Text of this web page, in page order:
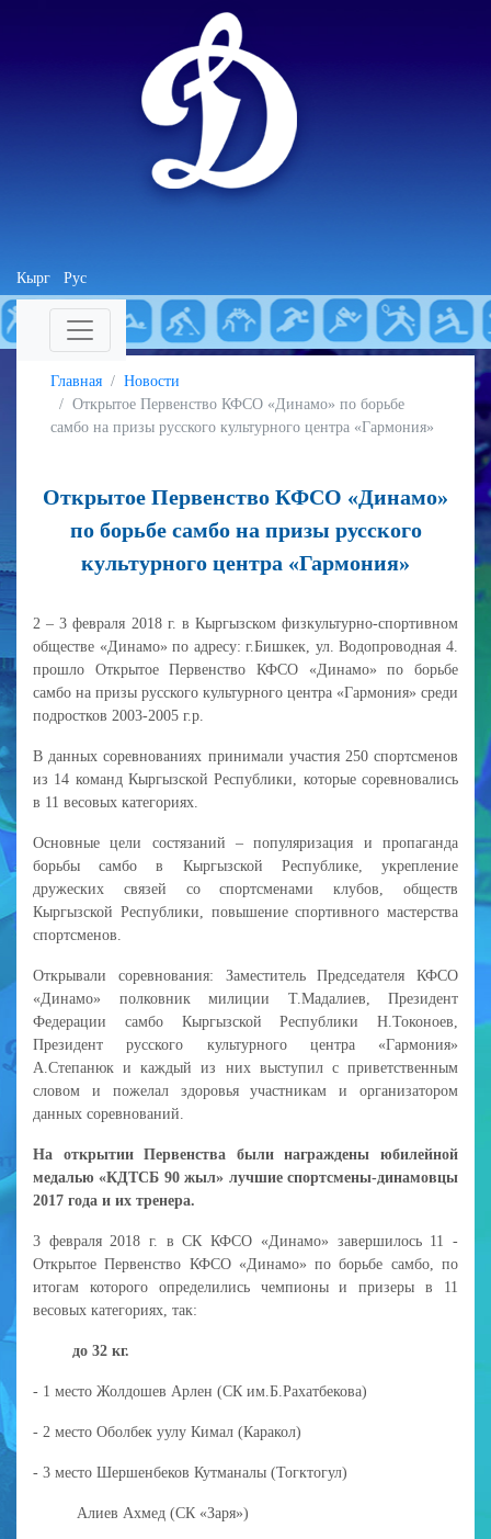
Кырг Рус
Главная
Новости
Открытое Первенство КФСО «Динамо» по борьбе
самбо на призы русского культурного центра «Гармония»
Открытое Первенство КФСО «Динамо»
по борьбе самбо на призы русского
культурного центра «Гармония»
2 – 3 февраля 2018 г. в Кыргызском физкультурно-спортивном
обществе «Динамо» по адресу: г.Бишкек, ул. Водопроводная 4.
прошло Открытое Первенство КФСО «Динамо» по борьбе
самбо на призы русского культурного центра «Гармония» среди
подростков 2003-2005 г.р.
В данных соревнованиях принимали участия 250 спортсменов
из 14 команд Кыргызской Республики, которые соревновались
в 11 весовых категориях.
Основные цели состязаний – популяризация и пропаганда
борьбы самбо в Кыргызской Республике, укрепление
дружеских связей со спортсменами клубов, обществ
Кыргызской Республики, повышение спортивного мастерства
спортсменов.
Открывали соревнования: Заместитель Председателя КФСО
«Динамо» полковник милиции Т.Мадалиев, Президент
Федерации самбо Кыргызской Республики Н.Токоноев,
Президент русского культурного центра «Гармония»
А.Степанюк и каждый из них выступил с приветственным
словом и пожелал здоровья участникам и организатором
данных соревнований.
На открытии Первенства были награждены юбилейной
медалью «КДТСБ 90 жыл» лучшие спортсмены-динамовцы
2017 года и их тренера.
3 февраля 2018 г. в СК КФСО «Динамо» завершилось 11 -
Открытое Первенство КФСО «Динамо» по борьбе самбо, по
итогам которого определились чемпионы и призеры в 11
весовых категориях, так:
до 32 кг.
- 1 место Жолдошев Арлен (СК им.Б.Рахатбекова)
- 2 место Оболбек уулу Кимал (Каракол)
- 3 место Шершенбеков Кутманалы (Тогктогул)
Алиев Ахмед (СК «Заря»)